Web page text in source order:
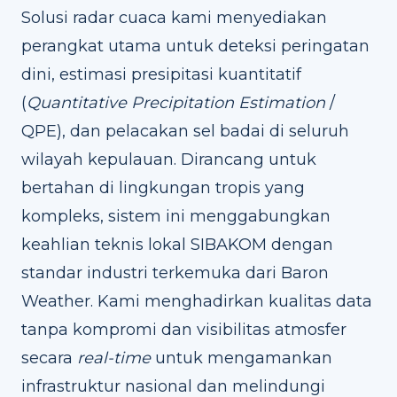
Solusi radar cuaca kami menyediakan
perangkat utama untuk deteksi peringatan
dini, estimasi presipitasi kuantitatif
(Quantitative Precipitation Estimation /
QPE), dan pelacakan sel badai di seluruh
wilayah kepulauan. Dirancang untuk
bertahan di lingkungan tropis yang
kompleks, sistem ini menggabungkan
keahlian teknis lokal SIBAKOM dengan
standar industri terkemuka dari Baron
Weather. Kami menghadirkan kualitas data
tanpa kompromi dan visibilitas atmosfer
secara real-timeuntuk mengamankan
infrastruktur nasional dan melindungi